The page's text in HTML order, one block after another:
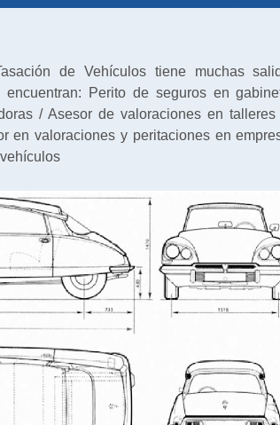
de Vehículos tiene muchas
Perito de seguros en
/ Asesor de valoraciones en talleres
en valoraciones y peritaciones en